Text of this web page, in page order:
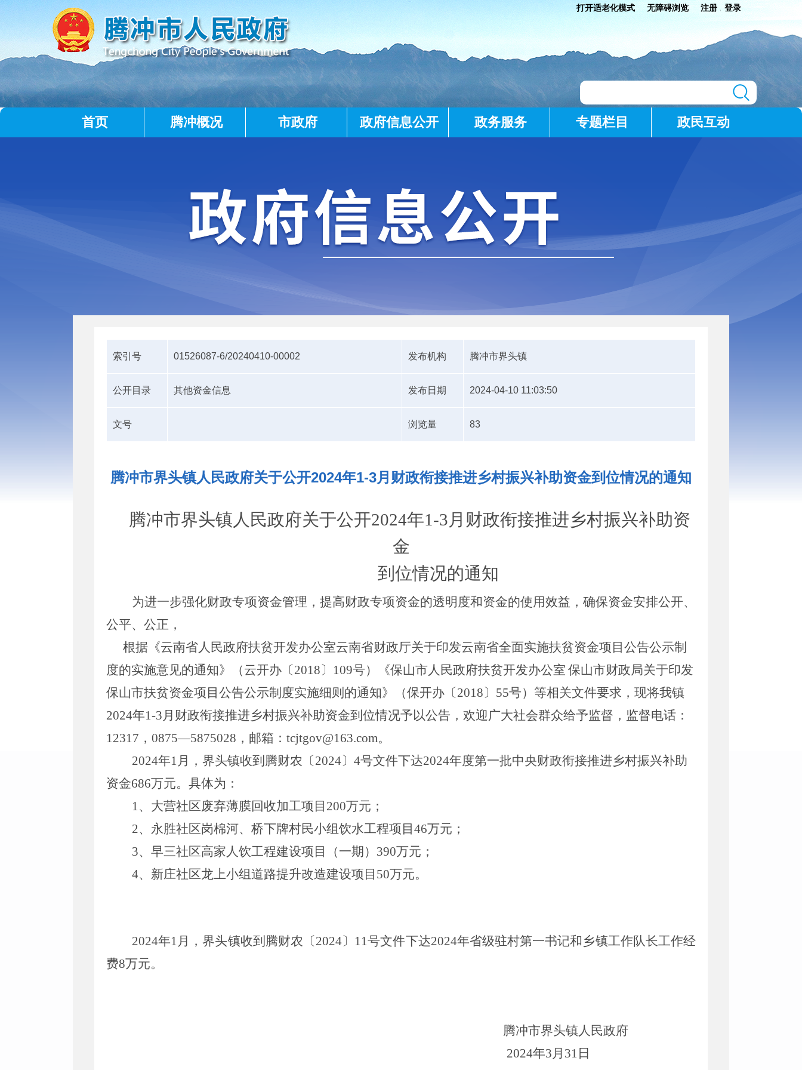
打开适老化模式 无障碍浏览 注册 登录
首页 腾冲概况 市政府 政府信息公开 政务服务 专题栏目 政民互动
索引号 01526087-6/20240410-00002 发布机构 腾冲市界头镇
公开目录 其他资金信息 发布日期 2024-04-10 11:03:50
文号 浏览量 83
腾冲市界头镇人民政府关于公开2024年1-3月财政衔接推进乡村振兴补助资金到位情况的通知
腾冲市界头镇人民政府关于公开2024年1-3月财政衔接推进乡村振兴补助资
金
到位情况的通知
为进一步强化财政专项资金管理，提高财政专项资金的透明度和资金的使用效益，确保资金安排公开、
公平、公正，
根据《云南省人民政府扶贫开发办公室云南省财政厅关于印发云南省全面实施扶贫资金项目公告公示制
度的实施意见的通知》（云开办 〔2018〕 109号）《保山市人民政府扶贫开发办公室 保山市财政局关于印发
保山市扶贫资金项目公告公示制度实施细则的通知》（保开办 〔2018〕 55号）等相关文件要求，现将我镇
2024年1-3月财政衔接推进乡村振兴补助资金到位情况予以公告，欢迎广大社会群众给予监督，监督电话：
12317 ， 0875—5875028 ，邮箱： tcjtgov@163.com。
2024年1月， 界头镇收到腾财农〔2024〕 4号文件下达2024年度第一批中央财政衔接推进乡村振兴补助
资金686万元。具体为：
1、 大营社区废弃薄膜回收加工项目 200万元 ；
2、 永胜社区岗棉河、桥下牌村民小组饮水工程项目46万元 ；
3、 早三社区高家人饮工程建设项目（一期） 390万元 ；
4、 新庄社区龙上小组道路提升改造建设项目 50万元。
2024年1月， 界头镇收到腾财农〔2024〕 11号文件下达2024年省级驻村第一书记和乡镇工作队长工作经
费8万元。
腾冲市界头镇人民政府
2024年3月 31 日